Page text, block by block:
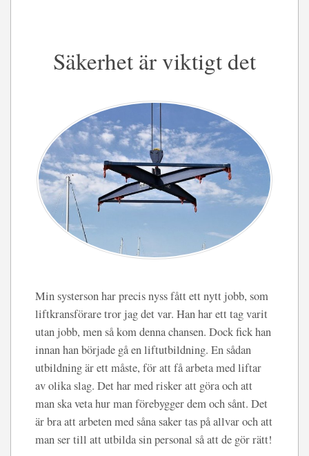
Säkerhet är viktigt det
Min systerson har precis nyss fått ett nytt jobb, som
liftkransförare tror jag det var. Han har ett tag varit
utan jobb, men så kom denna chansen. Dock fick han
innan han började gå en liftutbildning. En sådan
utbildning är ett måste, för att få arbeta med liftar
av olika slag. Det har med risker att göra och att
man ska veta hur man förebygger dem och sånt. Det
är bra att arbeten med såna saker tas på allvar och att
man ser till att utbilda sin personal så att de gör rätt!